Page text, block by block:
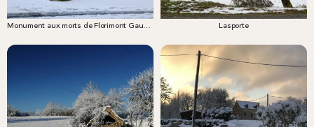
Monument aux morts de Florimont Gaumier Lasporte